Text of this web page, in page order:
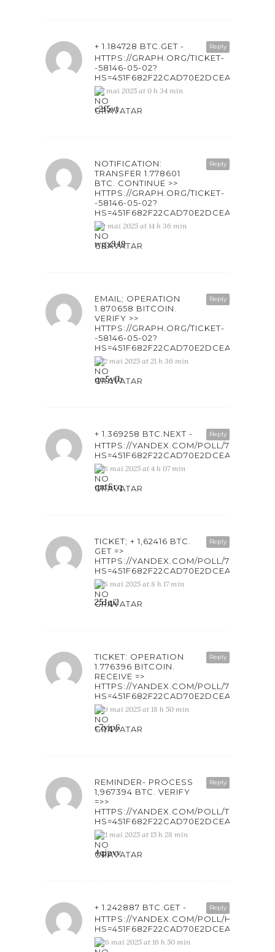
Reply
+ 1.184728 BTC.GET -
HTTPS://GRAPH.ORG/TICKET-
-58146-05-02?
7 mai 2025 at 0 h 34 min
c2f5vt
Reply
NOTIFICATION:
TRANSFER 1.778601
BTC. CONTINUE >>
HTTPS://GRAPH.ORG/TICKET-
-58146-05-02?
9 mai 2025 at 14 h 36 min
wgx949
Reply
EMAIL; OPERATION
1.870658 BITCOIN.
VERIFY >>
HTTPS://GRAPH.ORG/TICKET-
-58146-05-02?
12 mai 2025 at 21 h 36 min
qo5yfb
Reply
+ 1.369258 BTC.NEXT -
HTTPS://YANDEX.COM/POLL/
18 mai 2025 at 4 h 07 min
qnt6rq
Reply
TICKET; + 1,62416 BTC.
GET =>
HTTPS://YANDEX.COM/POLL/
18 mai 2025 at 8 h 17 min
251qi2
Reply
TICKET: OPERATION
1.776396 BITCOIN.
RECEIVE =>
HTTPS://YANDEX.COM/POLL/
19 mai 2025 at 18 h 50 min
c7yip6
Reply
REMINDER- PROCESS
1,967394 BTC. VERIFY
=>>
HTTPS://YANDEX.COM/POLL/
21 mai 2025 at 15 h 28 min
4qipvv
Reply
+ 1.242887 BTC.GET -
HTTPS://YANDEX.COM/POLL/
26 mai 2025 at 16 h 50 min